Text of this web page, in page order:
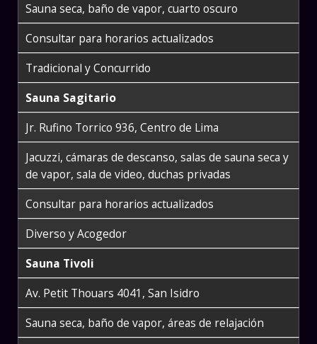
Sauna seca, baño de vapor, cuarto oscuro
Consultar para horarios actualizados
Tradicional y Concurrido
Sauna Sagitario
Jr. Rufino Torrico 936, Centro de Lima
Jacuzzi, cámaras de descanso, salas de sauna seca y
de vapor, sala de video, duchas privadas
Consultar para horarios actualizados
Diverso y Acogedor
Sauna Tivoli
Av. Petit Thouars 4041, San Isidro
Sauna seca, baño de vapor, áreas de relajación